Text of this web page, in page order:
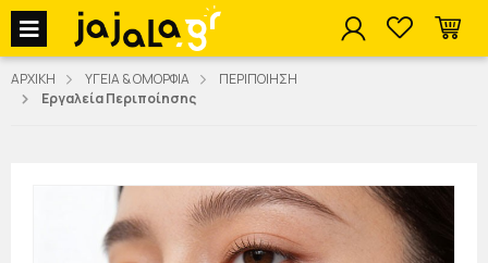
jajala Menu
ΑΡΧΙΚΗ ΥΓΕΙΑ & ΟΜΟΡΦΙΑ
ΠΕΡΙΠΟΙΗΣΗ
Εργαλεία Περιποίησης